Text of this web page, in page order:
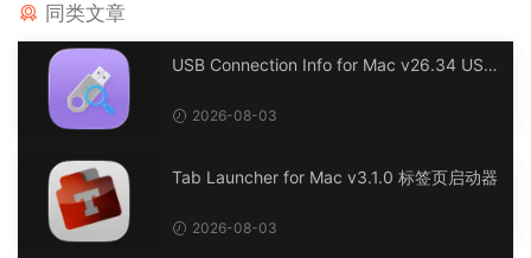
同类文章
USB Connection Info for Mac v26.34 USB
2026-08-03
Tab Launcher for Mac v3.1.0 标签页启动器
2026-08-03